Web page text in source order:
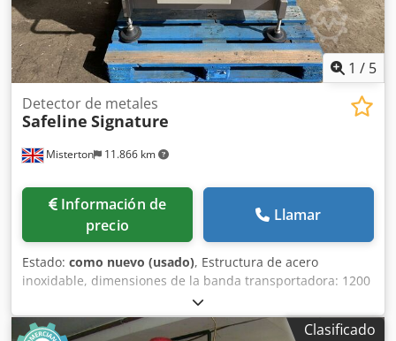
1 / 5
Misterton 11.866 km
Detector de metales
Safeline Signature
Información de
precio
Llamar
Estado: como nuevo (usado), Estructura de acero
inoxidable, dimensiones de la banda transportadora: 1200
mm x 150 mm, abertura: 200 mm x 70 mm, función de
parada/inicio, con alarma, 3 fases. Cjdpfx Aefhdu Tjcbsha
Clasificado